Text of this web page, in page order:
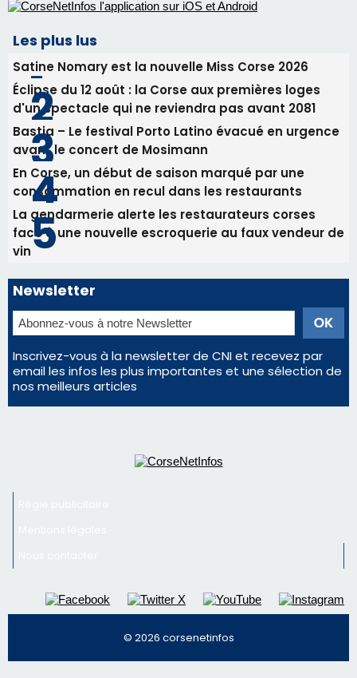
Tennis - Début ce week-end du tournoi du
RCPV
31/07/2026 08:22
82ème anniversaire de la disparition du
Commandant Antoine de Saint Exupery
Les plus lus
Satine Nomary est la nouvelle Miss Corse 2026
Éclipse du 12 août : la Corse aux premières loges
d'un spectacle qui ne reviendra pas avant 2081
Bastia – Le festival Porto Latino évacué en urgence
avant le concert de Mosimann
En Corse, un début de saison marqué par une
consommation en recul dans les restaurants
La gendarmerie alerte les restaurateurs corses
face à une nouvelle escroquerie au faux vendeur de